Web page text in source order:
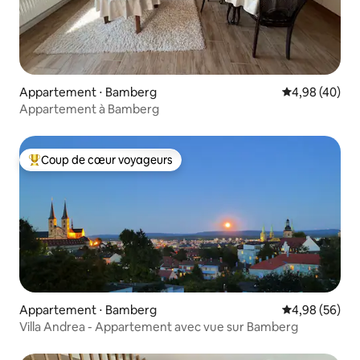
Appartement ⋅ Bamberg Évaluation
4,98 (40)
Appartement à Bamberg
Coups de cœur voyageurs les plus appréciés
Coup de cœur voyageurs
Appartement ⋅ Bamberg Évaluation
4,98 (56)
Villa Andrea - Appartement avec vue sur Bamberg